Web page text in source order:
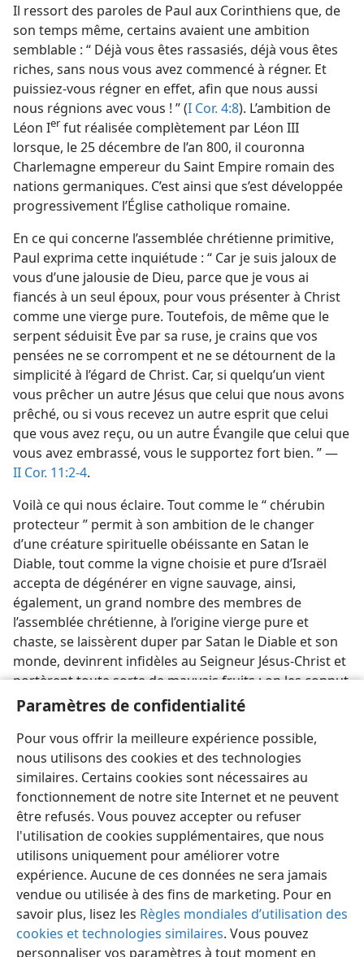
Paramètres de confidentialité
Pour vous offrir la meilleure expérience possible,
nous utilisons des cookies et des technologies
similaires. Certains cookies sont nécessaires au
fonctionnement de notre site Internet et ne peuvent
être refusés. Vous pouvez accepter ou refuser
l'utilisation de cookies supplémentaires, que nous
utilisons uniquement pour améliorer votre
expérience. Aucune de ces données ne sera jamais
vendue ou utilisée à des fins de marketing. Pour en
savoir plus, lisez les Règles mondiales d’utilisation des
cookies et technologies similaires. Vous pouvez
personnaliser vos paramètres à tout moment en
Il ressort des paroles de Paul aux Corinthiens que, de
son temps même, certains avaient une ambition
semblable : “ Déjà vous êtes rassasiés, déjà vous êtes
riches, sans nous vous avez commencé à régner. Et
puissiez-​vous régner en effet, afin que nous aussi
nous régnions avec vous ! ” (I Cor. 4:8). L’ambition de
Léon Ier fut réalisée complètement par Léon III
lorsque, le 25 décembre de l’an 800, il couronna
Charlemagne empereur du Saint Empire romain des
nations germaniques. C’est ainsi que s’est développée
progressivement l’Église catholique romaine.
En ce qui concerne l’assemblée chrétienne primitive,
Paul exprima cette inquiétude : “ Car je suis jaloux de
vous d’une jalousie de Dieu, parce que je vous ai
fiancés à un seul époux, pour vous présenter à Christ
comme une vierge pure. Toutefois, de même que le
serpent séduisit Ève par sa ruse, je crains que vos
pensées ne se corrompent et ne se détournent de la
simplicité à l’égard de Christ. Car, si quelqu’un vient
vous prêcher un autre Jésus que celui que nous avons
prêché, ou si vous recevez un autre esprit que celui
que vous avez reçu, ou un autre Évangile que celui que
vous avez embrassé, vous le supportez fort bien. ” —
II Cor. 11:2-4.
Voilà ce qui nous éclaire. Tout comme le “ chérubin
protecteur ” permit à son ambition de le changer
d’une créature spirituelle obéissante en Satan le
Diable, tout comme la vigne choisie et pure d’Israël
accepta de dégénérer en vigne sauvage, ainsi,
également, un grand nombre des membres de
l’assemblée chrétienne, à l’origine vierge pure et
chaste, se laissèrent duper par Satan le Diable et son
monde, devinrent infidèles au Seigneur Jésus-Christ et
portèrent toute sorte de mauvais fruits ; on les connut
alors sous le nom d’Église catholique. Ainsi, c’est Satan
catholique. —Jér. 2:21 ;Ézéch. 28:14-16.
Français Partager Préférences
Copyright © 2026 Watch Tower Bible and Tract Society of Pennsylvania
Conditions d’utilisation
Règles de confidentialité
Paramètres de confidentialité
JW.ORG Se connecter